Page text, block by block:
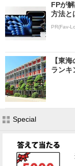
FPが
方法と
PR(Fav-
【東
ラン
Special